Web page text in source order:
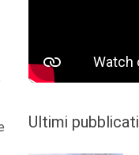
Ultimi pubblicati